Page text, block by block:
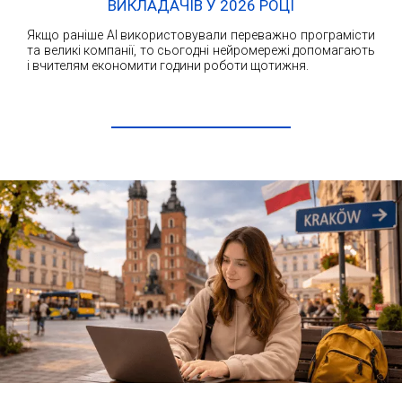
ВИКЛАДАЧІВ У 2026 РОЦІ
Якщо раніше AI використовували переважно програмісти
та великі компанії, то сьогодні нейромережі допомагають
і вчителям економити години роботи щотижня.